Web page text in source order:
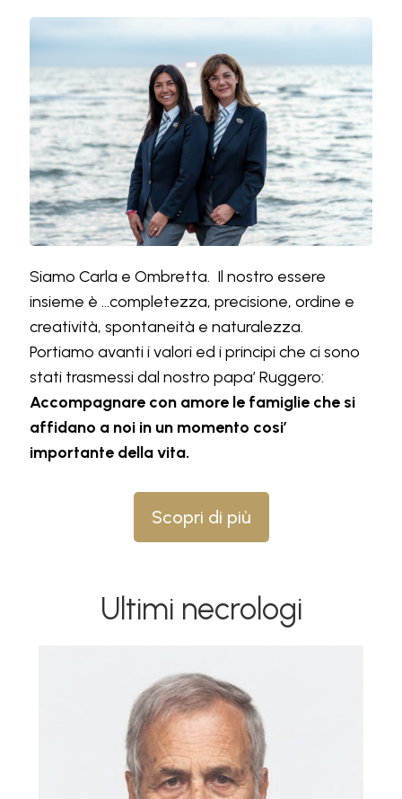
Siamo Carla e Ombretta. Il nostro essere
insieme è ...completezza, precisione, ordine e
creatività, spontaneità e naturalezza.
Portiamo avanti i valori ed i principi che ci sono
stati trasmessi dal nostro papa’ Ruggero:
Accompagnare con amore le famiglie che si
affidano a noi in un momento cosi’
importante della vita.
Scopri di più
Ultimi necrologi